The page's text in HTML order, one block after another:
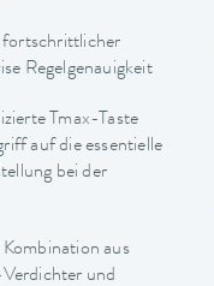
Regelgenauigkeit
Tmax-Taste
auf die essentielle
bei der
aus
und